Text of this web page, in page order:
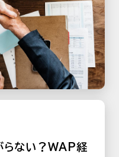
らない？WAP経